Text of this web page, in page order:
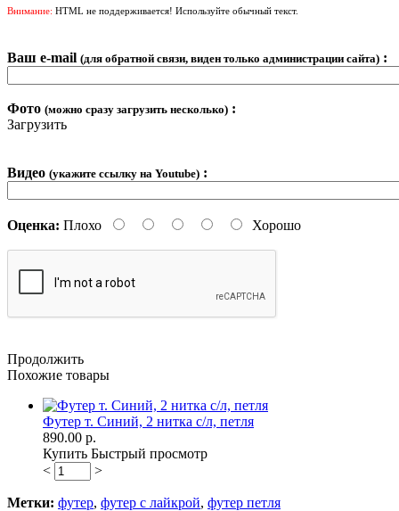
Внимание: HTML не поддерживается! Используйте обычный текст.
Ваш e-mail (для обратной связи, виден только администрации сайта) :
Фото (можно сразу загрузить несколько) :
Загрузить
Видео (укажите ссылку на Youtube) :
Оценка: Плохо Хорошо
Продолжить
Похожие товары
Футер т. Синий, 2 нитка с/л, петля
890.00 р.
Купить Быстрый просмотр
<
>
Метки: футер, футер с лайкрой, футер петля